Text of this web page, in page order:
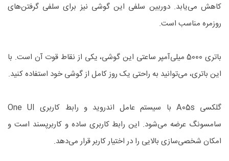
کاهش می‌یابد. دوربین سلفی این گوشی نیز برای سلفی گرفتن‌های
روزمره مناسب است.
باتری 5000 میلی‌آمپر ساعتی این گوشی، یکی از نقاط قوت آن است. با
این باتری، می‌توانید به راحتی یک روز کامل از گوشی خود استفاده کنید.
گلکسی A05s با سیستم عامل اندروید و رابط کاربری One UI
سامسونگ عرضه می‌شود. این رابط کاربری ساده و کاربرپسند است و
امکان شخصی‌سازی بالایی را در اختیار کاربر قرار می‌دهد.